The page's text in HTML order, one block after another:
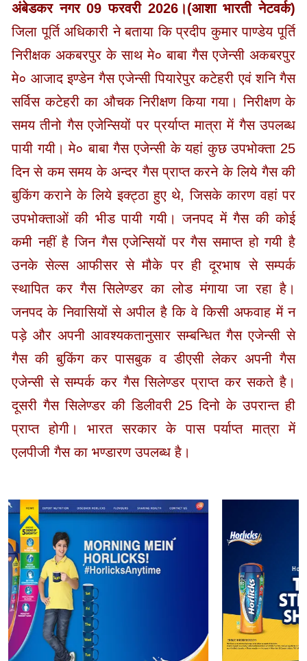
अंबेडकर नगर 09 फरवरी 2026।(आशा भारती नेटवर्क)
जिला पूर्ति अधिकारी ने बताया कि प्रदीप कुमार पाण्डेय पूर्ति
निरीक्षक अकबरपुर के साथ मे० बाबा गैस एजेन्सी अकबरपुर
मे० आजाद इण्डेन गैस एजेन्सी पियारेपुर कटेहरी एवं शनि गैस
सर्विस कटेहरी का औचक निरीक्षण किया गया। निरीक्षण के
समय तीनो गैस एजेन्सियों पर प्रर्याप्त मात्रा में गैस उपलब्ध
पायी गयी। मे० बाबा गैस एजेन्सी के यहां कुछ उपभोक्ता 25
दिन से कम समय के अन्दर गैस प्राप्त करने के लिये गैस की
बुकिंग कराने के लिये इक्ट्ठा हुए थे, जिसके कारण वहां पर
उपभोक्ताओं की भीड पायी गयी। जनपद में गैस की कोई
कमी नहीं है जिन गैस एजेन्सियों पर गैस समाप्त हो गयी है
उनके सेल्स आफीसर से मौके पर ही दूरभाष से सम्पर्क
स्थापित कर गैस सिलेण्डर का लोड मंगाया जा रहा है।
जनपद के निवासियों से अपील है कि वे किसी अफवाह में न
पड़े और अपनी आवश्यकतानुसार सम्बन्धित गैस एजेन्सी से
गैस की बुकिंग कर पासबुक व डीएसी लेकर अपनी गैस
एजेन्सी से सम्पर्क कर गैस सिलेण्डर प्राप्त कर सकते है।
दूसरी गैस सिलेण्डर की डिलीवरी 25 दिनो के उपरान्त ही
प्राप्त होगी। भारत सरकार के पास पर्याप्त मात्रा में
एलपीजी गैस का भण्डारण उपलब्ध है।